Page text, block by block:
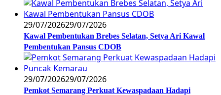
29/07/202629/07/2026
Kawal Pembentukan Brebes Selatan, Setya Ari Kawal
Pembentukan Pansus CDOB
29/07/202629/07/2026
Pemkot Semarang Perkuat Kewaspadaan Hadapi